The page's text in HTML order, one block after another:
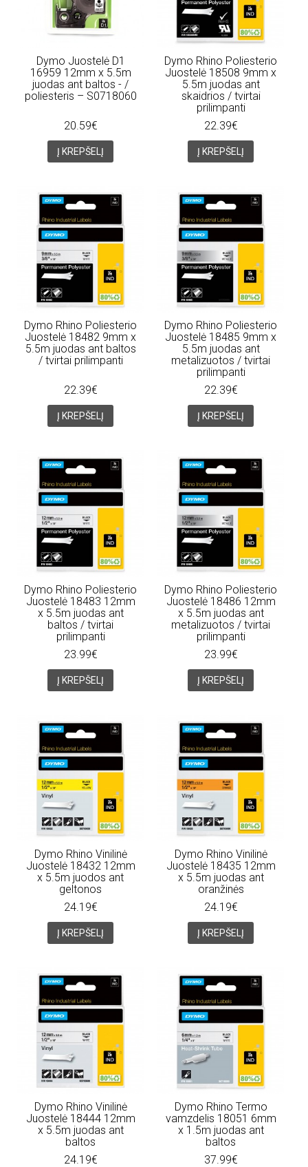
Dymo Juostelė D1
16959 12mm x 5.5m
juodas ant baltos - /
poliesteris – S0718060
20.59€
Į KREPŠELĮ
Dymo Rhino Poliesterio
Juostelė 18508 9mm x
5.5m juodas ant
skaidrios / tvirtai
prilimpanti
22.39€
Į KREPŠELĮ
Dymo Rhino Poliesterio
Juostelė 18482 9mm x
5.5m juodas ant baltos
/ tvirtai prilimpanti
22.39€
Į KREPŠELĮ
Dymo Rhino Poliesterio
Juostelė 18485 9mm x
5.5m juodas ant
metalizuotos / tvirtai
prilimpanti
22.39€
Į KREPŠELĮ
Dymo Rhino Poliesterio
Juostelė 18483 12mm
x 5.5m juodas ant
baltos / tvirtai
prilimpanti
23.99€
Į KREPŠELĮ
Dymo Rhino Poliesterio
Juostelė 18486 12mm
x 5.5m juodas ant
metalizuotos / tvirtai
prilimpanti
23.99€
Į KREPŠELĮ
Dymo Rhino Vinilinė
Juostelė 18432 12mm
x 5.5m juodos ant
geltonos
24.19€
Į KREPŠELĮ
Dymo Rhino Vinilinė
Juostelė 18435 12mm
x 5.5m juodas ant
oranžinės
24.19€
Į KREPŠELĮ
Dymo Rhino Vinilinė
Juostelė 18444 12mm
x 5.5m juodas ant
baltos
24.19€
Dymo Rhino Termo
vamzdelis 18051 6mm
x 1.5m juodas ant
baltos
37.99€